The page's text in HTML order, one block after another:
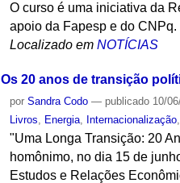
O curso é uma iniciativa da
apoio da Fapesp e do CNPq.
Localizado em NOTÍCIAS
Os 20 anos de transição
porSandra Codo — publicado 10/
Livros
Energia Internacionalização
"Uma Longa Transição: 20
homônimo, no dia 15 de
Estudos e Relações